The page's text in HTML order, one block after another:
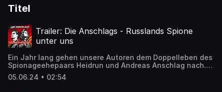
Titel
Trailer: Die Anschlags - Russlands Spione
unter uns
Ein Jahr lang gehen unsere Autoren dem Doppelleben des
Spionageehepaars Heidrun und Andreas Anschlag nach.
Wer hat sie verraten? Wer sind diese Menschen wirklich?
Und platziert Russland noch immer Spione mit falscher
05.06.24 • 02:54